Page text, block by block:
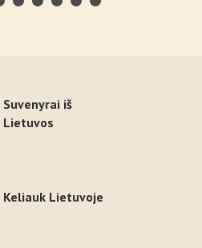
Suvenyrai iš
Lietuvos
Keliauk Lietuvoje